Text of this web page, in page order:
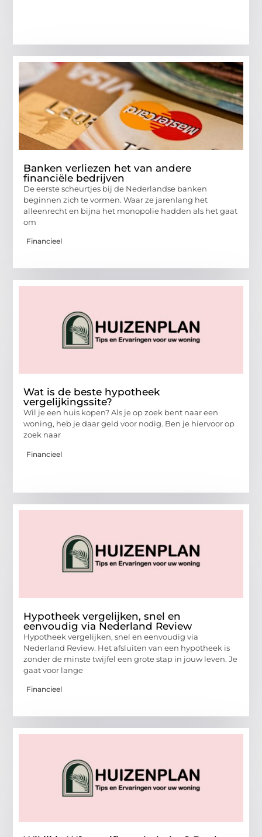
Banken verliezen het van andere
financiële bedrijven
De eerste scheurtjes bij de Nederlandse banken
beginnen zich te vormen. Waar ze jarenlang het
alleenrecht en bijna het monopolie hadden als het gaat
om
Financieel
Wat is de beste hypotheek
vergelijkingssite?
Wil je een huis kopen? Als je op zoek bent naar een
woning, heb je daar geld voor nodig. Ben je hiervoor op
zoek naar
Financieel
Hypotheek vergelijken, snel en
eenvoudig via Nederland Review
Hypotheek vergelijken, snel en eenvoudig via
Nederland Review. Het afsluiten van een hypotheek is
zonder de minste twijfel een grote stap in jouw leven. Je
gaat voor lange
Financieel